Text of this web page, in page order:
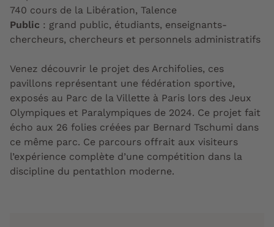
740 cours de la Libération, Talence
Public : grand public, étudiants, enseignants-
chercheurs, chercheurs et personnels administratifs
Venez découvrir le projet des Archifolies, ces
pavillons représentant une fédération sportive,
exposés au Parc de la Villette à Paris lors des Jeux
Olympiques et Paralympiques de 2024. Ce projet fait
écho aux 26 folies créées par Bernard Tschumi dans
ce même parc. Ce parcours offrait aux visiteurs
l’expérience complète d’une compétition dans la
discipline du pentathlon moderne.